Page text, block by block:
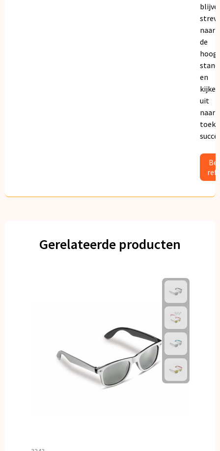
naar
de
en
kijken
uit
naar
Gerelateerde producten